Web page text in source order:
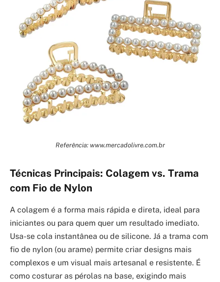
Referência: www.mercadolivre.com.br
Técnicas Principais: Colagem vs. Trama
com Fio de Nylon
A colagem é a forma mais rápida e direta, ideal para
iniciantes ou para quem quer um resultado imediato.
Usa-se cola instantânea ou de silicone. Já a trama com
fio de nylon (ou arame) permite criar designs mais
complexos e um visual mais artesanal e resistente. É
como costurar as pérolas na base, exigindo mais